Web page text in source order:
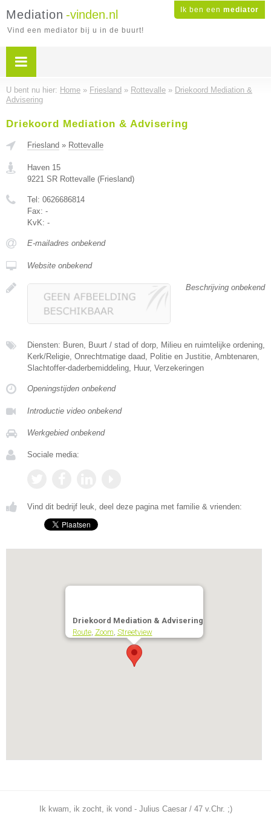
Ik ben een mediator
Mediation -vinden.nl
Vind een mediator bij u in de buurt!
U bent nu hier: Home » Friesland » Rottevalle » Driekoord Mediation &
Advisering
Driekoord Mediation & Advisering
Friesland » Rottevalle
Haven 15
9221 SR Rottevalle (Friesland)
Tel: 0626686814
Fax: -
KvK: -
E-mailadres onbekend
Website onbekend
Beschrijving onbekend
Diensten: Buren, Buurt / stad of dorp, Milieu en ruimtelijke ordening,
Kerk/Religie, Onrechtmatige daad, Politie en Justitie, Ambtenaren,
Slachtoffer-daderbemiddeling, Huur, Verzekeringen
Openingstijden onbekend
Introductie video onbekend
Werkgebied onbekend
Sociale media:
Vind dit bedrijf leuk, deel deze pagina met familie & vrienden:
Driekoord Mediation & Advisering
Route, Zoom, Streetview
Ik kwam, ik zocht, ik vond - Julius Caesar / 47 v.Chr. ;)